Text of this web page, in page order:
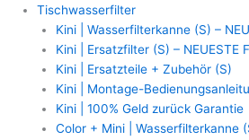
Zum
springen
Tischwasserfilter
Kini | Wasserfilterkanne (S) –
Kini | Ersatzfilter (S) – NEUESTE
Kini | Ersatzteile + Zubehör (S)
Kini | Montage-
Kini | 100% Geld zurück Garantie
Color + Mini | Wasserfilterkanne
MAUNAWAI
Wasserfilteranlage